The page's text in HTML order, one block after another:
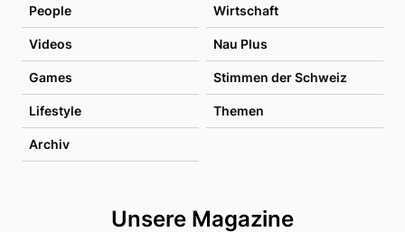
People Wirtschaft
Videos Nau Plus
Games Stimmen der Schweiz
Lifestyle Themen
Archiv
Unsere Magazine